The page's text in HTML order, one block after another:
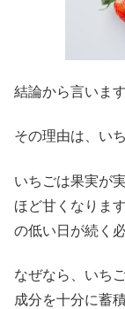
結論から言います
その理由は、い
いちごは果実が
ほど甘くなります
の低い日が続く
なぜなら、いち
成分を十分に蓄